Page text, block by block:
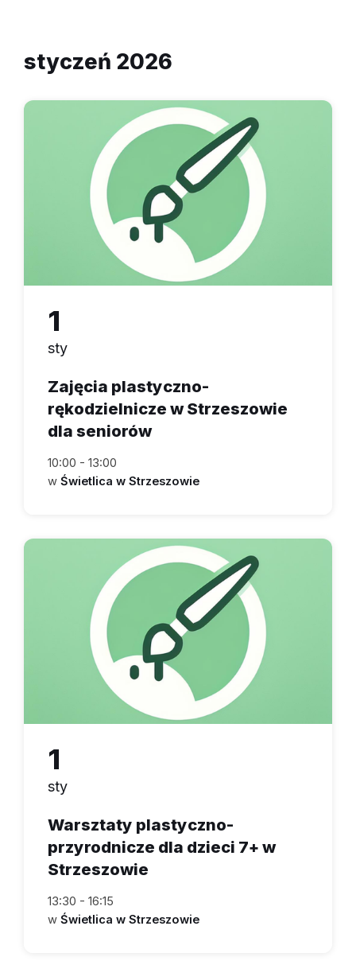
styczeń 2026
1
sty
Zajęcia plastyczno-
rękodzielnicze w Strzeszowie
dla seniorów
10:00 - 13:00
w Świetlica w Strzeszowie
1
sty
Warsztaty plastyczno-
przyrodnicze dla dzieci 7+ w
Strzeszowie
13:30 - 16:15
w Świetlica w Strzeszowie